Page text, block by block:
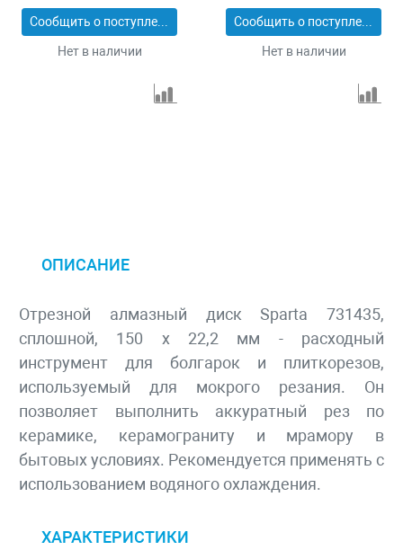
Сообщить о поступлении
Нет в наличии
Сообщить о поступлении
Нет в наличии
ОПИСАНИЕ
Отрезной алмазный диск Sparta 731435,
сплошной, 150 х 22,2 мм - расходный
инструмент для болгарок и плиткорезов,
используемый для мокрого резания. Он
позволяет выполнить аккуратный рез по
керамике, керамограниту и мрамору в
бытовых условиях. Рекомендуется применять с
использованием водяного охлаждения.
ХАРАКТЕРИСТИКИ